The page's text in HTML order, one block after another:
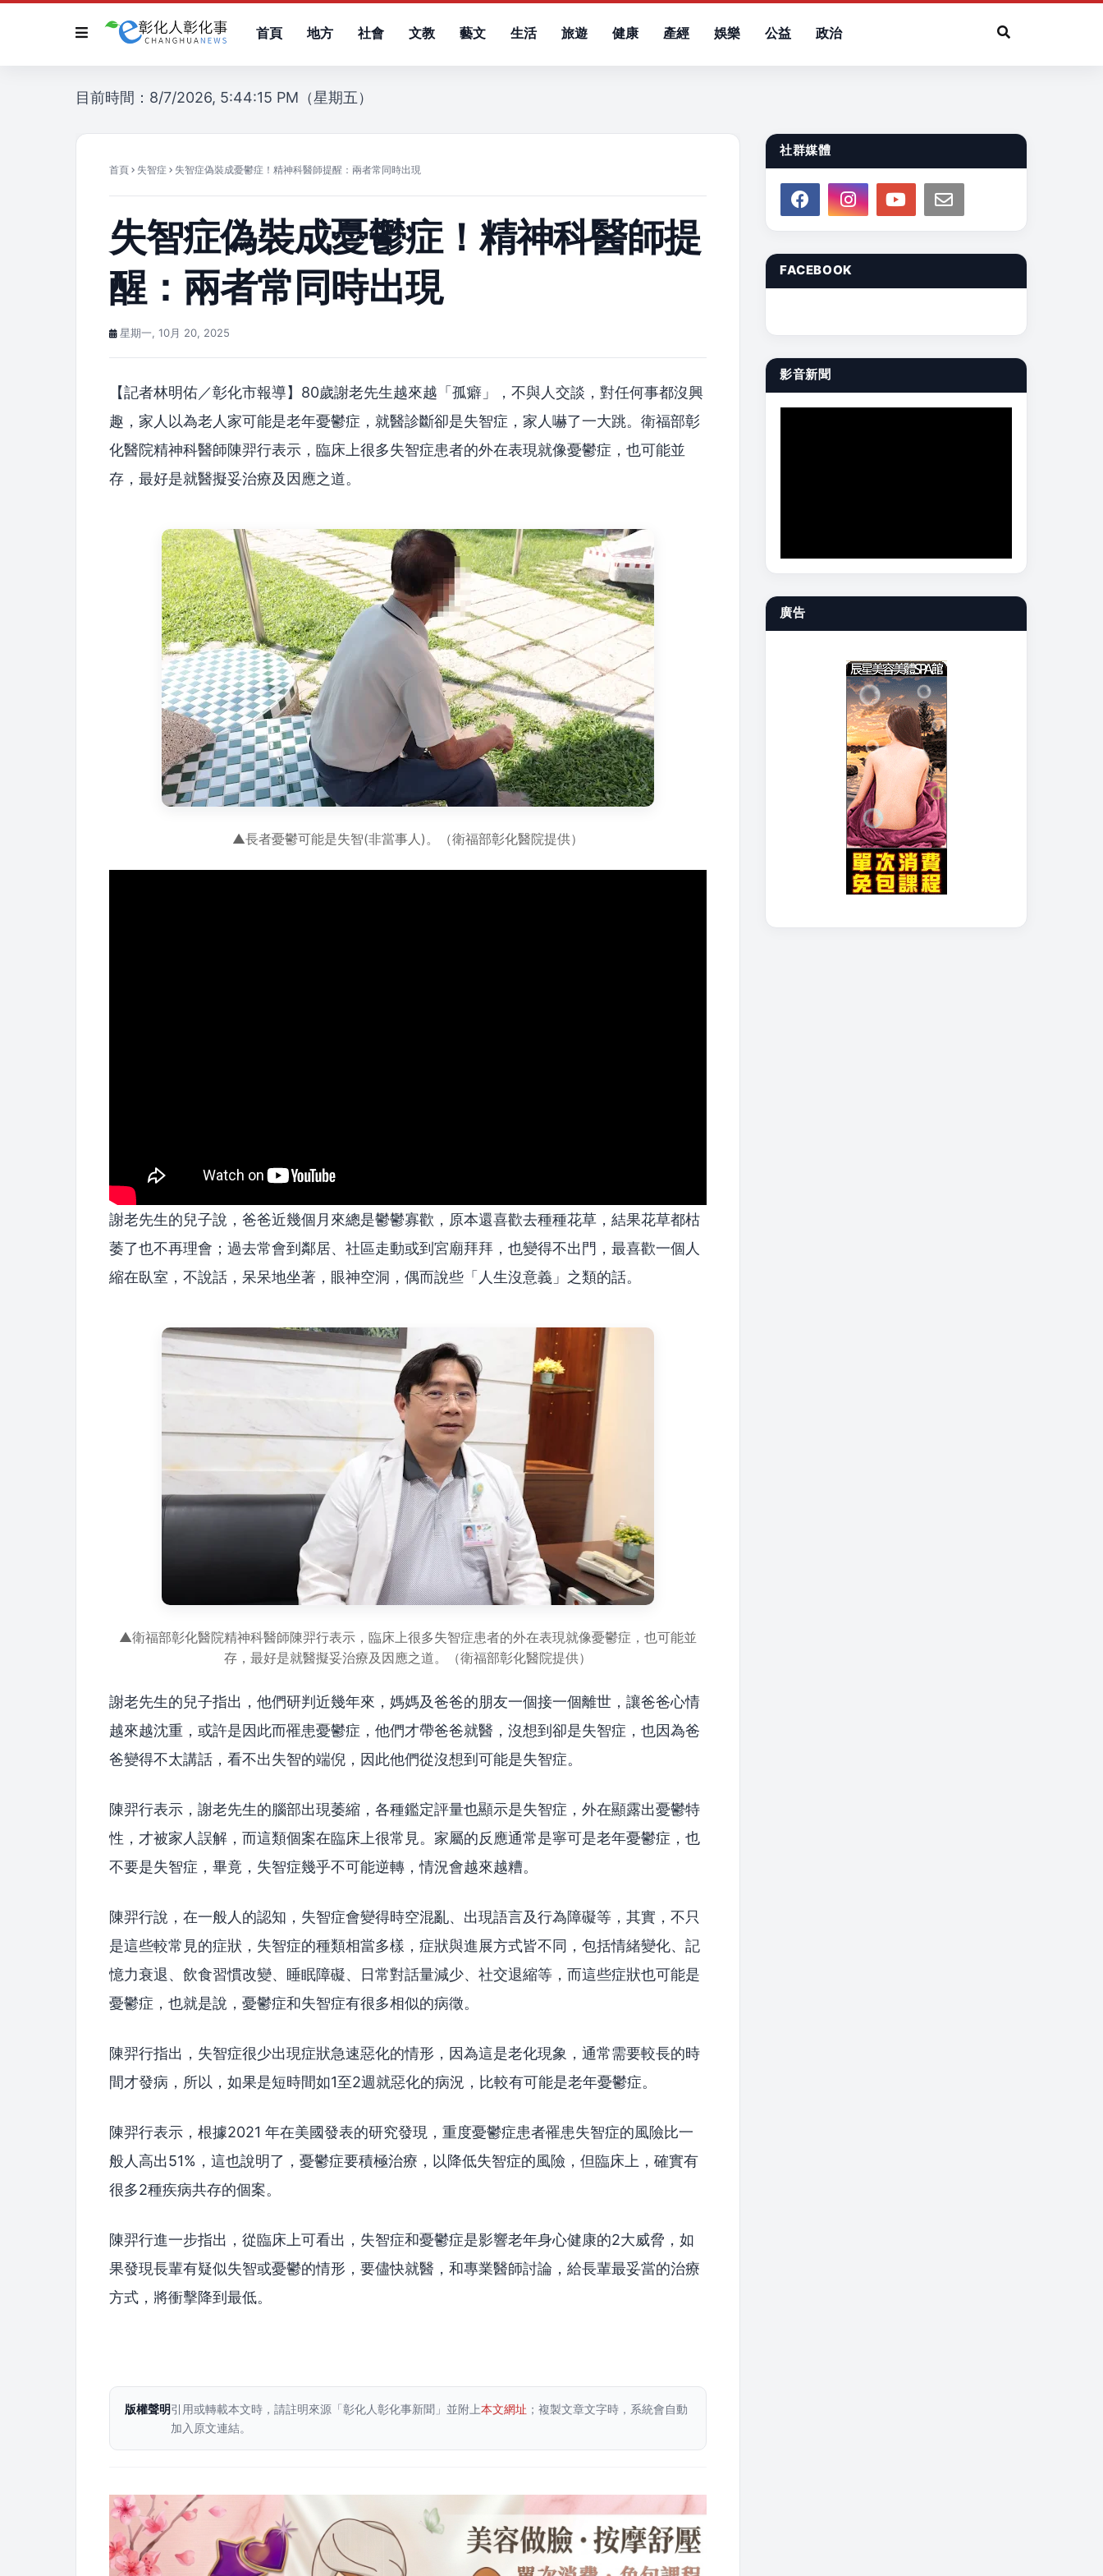
首頁 地方 社會 文教 藝文 生活 旅遊 健康 產經 娛樂 公益 政治
目前時間：8/7/2026, 5:44:15 PM（星期五）
首頁 失智症 失智症偽裝成憂鬱症！精神科醫師提醒：兩者常同時出現
失智症偽裝成憂鬱症！精神科醫師提
醒：兩者常同時出現
星期一, 10月 20, 2025
【記者林明佑／彰化市報導】80歲謝老先生越來越「孤癖」，不與人交談，對任何事都沒興
趣，家人以為老人家可能是老年憂鬱症，就醫診斷卻是失智症，家人嚇了一大跳。衛福部彰
化醫院精神科醫師陳羿行表示，臨床上很多失智症患者的外在表現就像憂鬱症，也可能並
存，最好是就醫擬妥治療及因應之道。
▲長者憂鬱可能是失智(非當事人)。（衛福部彰化醫院提供）
謝老先生的兒子說，爸爸近幾個月來總是鬱鬱寡歡，原本還喜歡去種種花草，結果花草都枯
萎了也不再理會；過去常會到鄰居、社區走動或到宮廟拜拜，也變得不出門，最喜歡一個人
縮在臥室，不說話，呆呆地坐著，眼神空洞，偶而說些「人生沒意義」之類的話。
▲衛福部彰化醫院精神科醫師陳羿行表示，臨床上很多失智症患者的外在表現就像憂鬱症，也可能並
存，最好是就醫擬妥治療及因應之道。（衛福部彰化醫院提供）
謝老先生的兒子指出，他們研判近幾年來，媽媽及爸爸的朋友一個接一個離世，讓爸爸心情
越來越沈重，或許是因此而罹患憂鬱症，他們才帶爸爸就醫，沒想到卻是失智症，也因為爸
爸變得不太講話，看不出失智的端倪，因此他們從沒想到可能是失智症。
陳羿行表示，謝老先生的腦部出現萎縮，各種鑑定評量也顯示是失智症，外在顯露出憂鬱特
性，才被家人誤解，而這類個案在臨床上很常見。家屬的反應通常是寧可是老年憂鬱症，也
不要是失智症，畢竟，失智症幾乎不可能逆轉，情況會越來越糟。
陳羿行說，在一般人的認知，失智症會變得時空混亂、出現語言及行為障礙等，其實，不只
是這些較常見的症狀，失智症的種類相當多樣，症狀與進展方式皆不同，包括情緒變化、記
憶力衰退、飲食習慣改變、睡眠障礙、日常對話量減少、社交退縮等，而這些症狀也可能是
憂鬱症，也就是說，憂鬱症和失智症有很多相似的病徵。
陳羿行指出，失智症很少出現症狀急速惡化的情形，因為這是老化現象，通常需要較長的時
間才發病，所以，如果是短時間如1至2週就惡化的病況，比較有可能是老年憂鬱症。
陳羿行表示，根據2021 年在美國發表的研究發現，重度憂鬱症患者罹患失智症的風險比一
般人高出51%，這也說明了，憂鬱症要積極治療，以降低失智症的風險，但臨床上，確實有
很多2種疾病共存的個案。
陳羿行進一步指出，從臨床上可看出，失智症和憂鬱症是影響老年身心健康的2大威脅，如
果發現長輩有疑似失智或憂鬱的情形，要儘快就醫，和專業醫師討論，給長輩最妥當的治療
方式，將衝擊降到最低。
版權聲明引用或轉載本文時，請註明來源「彰化人彰化事新聞」並附上本文網址 ；複製文章文字時，系統會自動
加入原文連結。
社群媒體
FACEBOOK
影音新聞
廣告